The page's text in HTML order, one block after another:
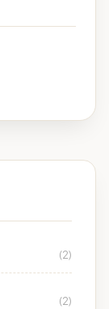
(2)
(2)